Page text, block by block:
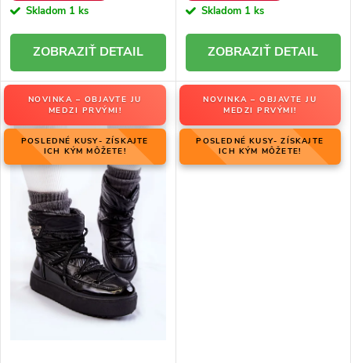
Skladom 1 ks
DETAIL
Skladom 1 ks
DETAIL
NOVINKA – OBJAVTE JU
MEDZI PRVÝMI!
POSLEDNÉ KUSY- ZÍSKAJTE
ICH KÝM MÔŽETE!
NOVINKA – OBJAVTE JU
MEDZI PRVÝMI!
POSLEDNÉ KUSY- ZÍSKAJTE
ICH KÝM MÔŽETE!